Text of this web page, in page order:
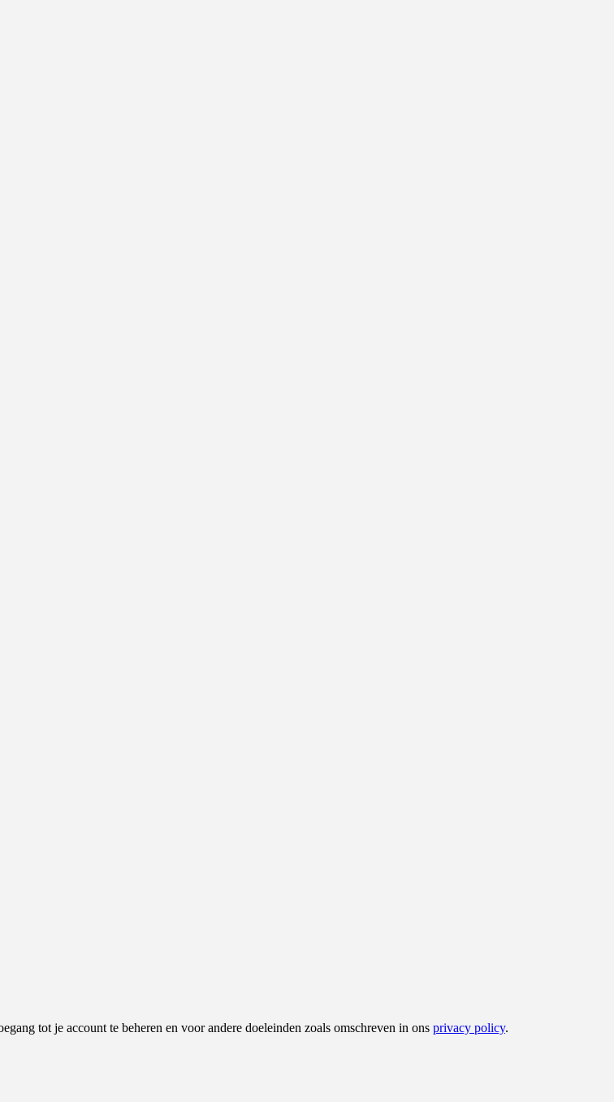
tot je account te beheren en voor andere doeleinden zoals omschreven in ons privacy policy.